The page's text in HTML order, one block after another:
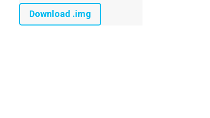
Download .img